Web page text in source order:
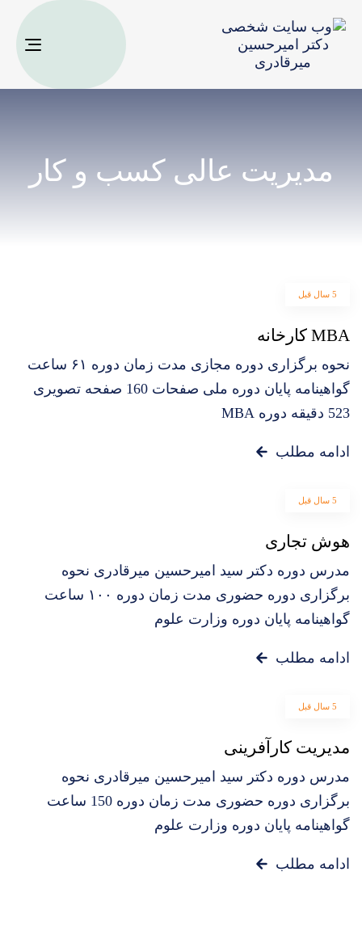
مدیریت عالی کسب و کار
5 سال قبل
MBA کارخانه
نحوه برگزاری دوره مجازی مدت زمان دوره ۶۱ ساعت
گواهینامه پایان دوره ملی صفحات 160 صفحه تصویری
523 دقیقه دوره MBA
ادامه مطلب
5 سال قبل
هوش تجاری
مدرس دوره دکتر سید امیرحسین میرقادری نحوه
برگزاری دوره حضوری مدت زمان دوره ۱۰۰ ساعت
گواهینامه پایان دوره وزارت علوم
ادامه مطلب
5 سال قبل
مدیریت کارآفرینی
مدرس دوره دکتر سید امیرحسین میرقادری نحوه
برگزاری دوره حضوری مدت زمان دوره 150 ساعت
گواهینامه پایان دوره وزارت علوم
ادامه مطلب